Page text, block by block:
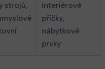
strojů,
interiérové
příčky,
nábytkové
prvky